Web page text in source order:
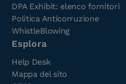
DPA Exhibit: elenco fornitori
Politica Anticorruzione
WhistleBlowing
Esplora
Help Desk
Mappa del sito